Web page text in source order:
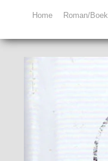
Home Roman/Boek